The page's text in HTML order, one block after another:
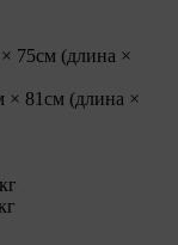
75см (длина ×
× 81см (длина ×